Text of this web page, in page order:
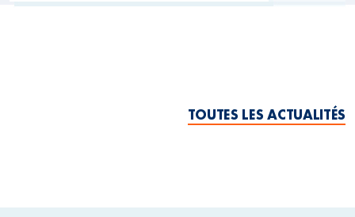
TOUTES LES ACTUALITÉS